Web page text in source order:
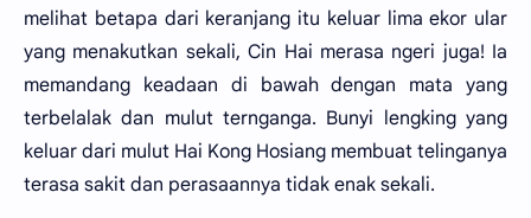
melihat betapa dari keranjang itu keluar lima ekor ular
yang menakutkan sekali, Cin Hai merasa ngeri juga! Ia
memandang keadaan di bawah dengan mata yang
terbelalak dan mulut ternganga. Bunyi lengking yang
keluar dari mulut Hai Kong Hosiang membuat telinganya
terasa sakit dan perasaannya tidak enak sekali.